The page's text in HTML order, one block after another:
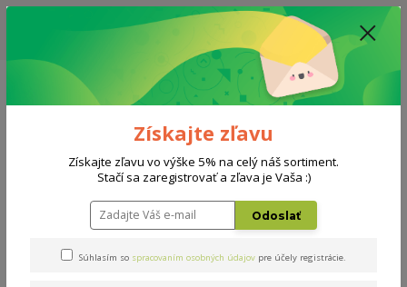
ZĽAVA: VŠETKY VYSTAVENÉ POSTELE ZA 400€ - CENA MATRACU A ROŠTU
PODĽA VÝBERU / DODACIA LEHOTA JE AKTUÁLNE 10-15 PRACOVNÝCH
Menu
0908 777 700 Po-So: 10-18 hod.
0
Postele Florenza
Florenza
Získajte zľavu
Získajte zľavu vo výške 5% na celý náš sortiment.
Stačí sa zaregistrovať a zľava je Vaša :)
Odoslať
Súhlasím so spracovaním osobných údajov pre účely registrácie.